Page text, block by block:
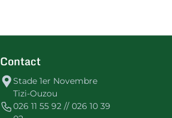
Contact
Stade 1er Novembre
Tizi-Ouzou
026 11 55 92 // 026 10 39